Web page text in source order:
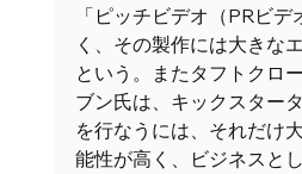
「ピッチビデオ（PRビ
く、その製作には大きな
という。またタフトクロ
ブン氏は、キックスター
を行なうには、それだけ
能性が高く、ビジネスと